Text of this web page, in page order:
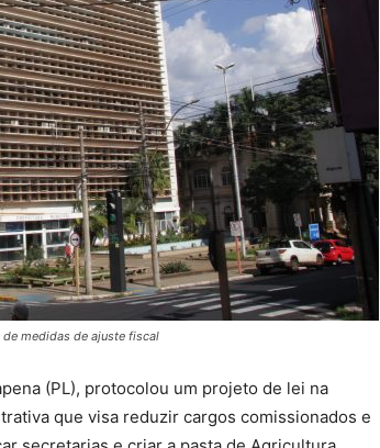
medidas de ajuste fiscal
(PL), protocolou um projeto de lei na
que visa reduzir cargos comissionados e